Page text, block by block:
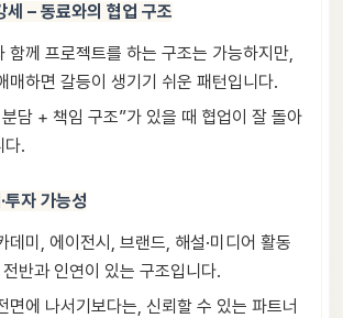
세 – 동료와의 협업 구조
함께 프로젝트를 하는 구조는 가능하지만,
매하면 갈등이 생기기 쉬운 패턴입니다.
담 + 책임 구조”가 있을 때 협업이 잘 돌아
다.
투자 가능성
데미, 에이전시, 브랜드, 해설·미디어 활동
반과 인연이 있는 구조입니다.
면에 나서기보다는, 신뢰할 수 있는 파트너